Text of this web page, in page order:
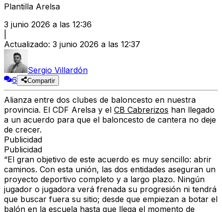
Plantilla Arelsa
3 junio 2026 a las 12:36
Actualizado: 3 junio 2026 a las 12:37
Sergio Villardón
6
Compartir
Alianza entre dos clubes de baloncesto en nuestra
provincia. El CDF Arelsa y el CB Cabrerizos han llegado
a un acuerdo para que el baloncesto de cantera no deje
de crecer.
Publicidad
Publicidad
“El gran objetivo de este acuerdo es muy sencillo: abrir
caminos. Con esta unión, las dos entidades aseguran un
proyecto deportivo completo y a largo plazo. Ningún
jugador o jugadora verá frenada su progresión ni tendrá
que buscar fuera su sitio; desde que empiezan a botar el
balón en la escuela hasta que llega el momento de